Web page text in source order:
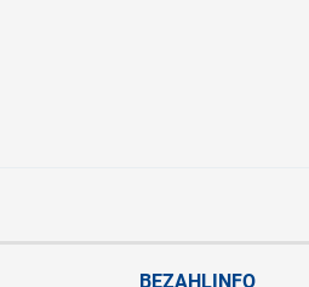
BEZAHLINFO